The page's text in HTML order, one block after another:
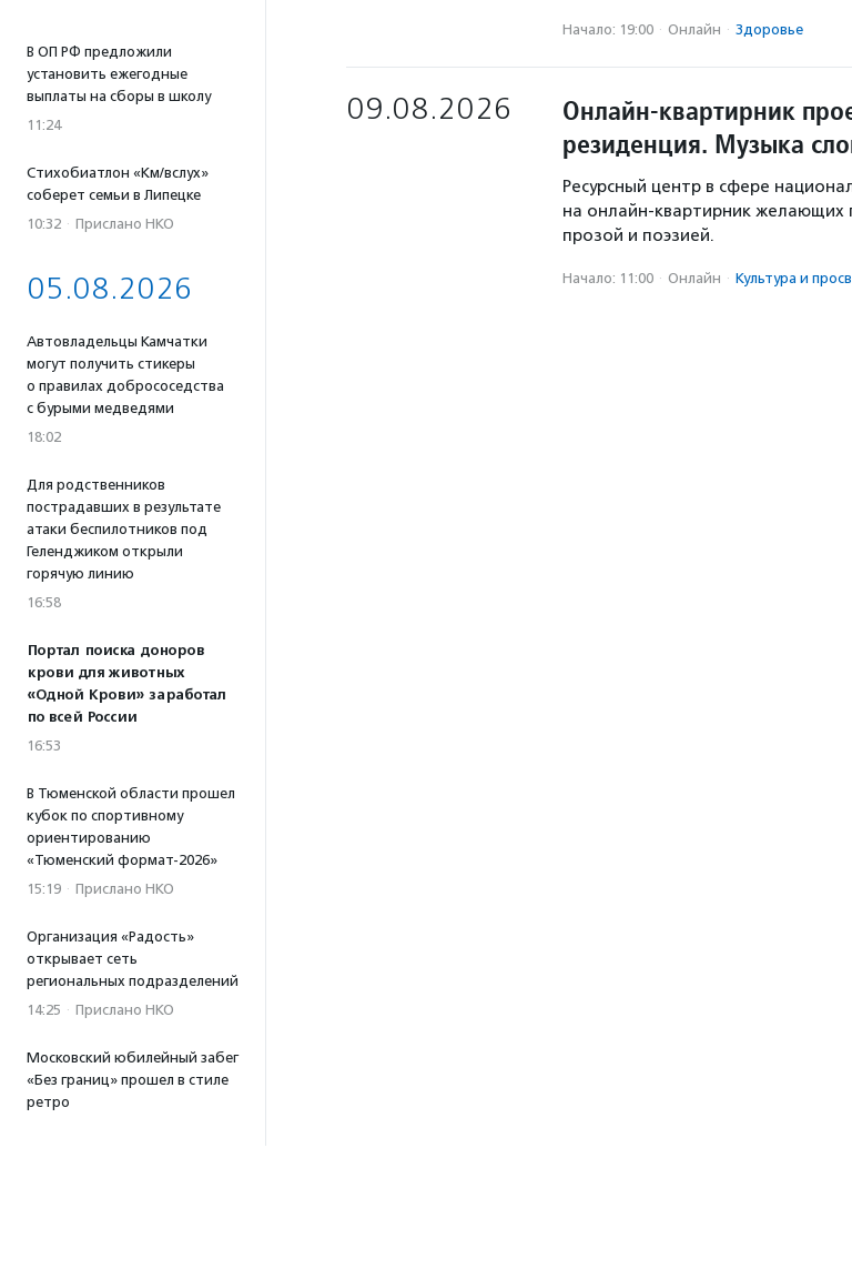
В ОП РФ предложили
установить ежегодные
выплаты на сборы в школу
11:24
Стихобиатлон «Км/вслух»
соберет семьи в Липецке
10:32 · Прислано НКО
05.08.2026
Автовладельцы Камчатки
могут получить стикеры
о правилах добрососедства
с бурыми медведями
18:02
Для родственников
пострадавших в результате
атаки беспилотников под
Геленджиком открыли
горячую линию
16:58
Портал поиска доноров
крови для животных
«Одной Крови» заработал
по всей России
16:53
В Тюменской области прошел
кубок по спортивному
ориентированию
«Тюменский формат-2026»
15:19 · Прислано НКО
Организация «Радость»
открывает сеть
региональных подразделений
14:25 · Прислано НКО
Московский юбилейный забег
«Без границ» прошел в стиле
ретро
Начало: 19:00 · Онлайн · Здоровье
09.08.2026
Онлайн-квартирник
резиденция. Музыка
Ресурсный центр в сфере
на онлайн-квартирник желающих
прозой и поэзией.
Начало: 11:00 · Онлайн · Культура и